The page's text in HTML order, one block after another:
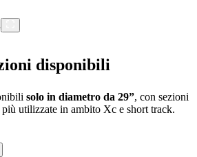
disponibili
solo in diametro da 29”, con sezioni
più utilizzate in ambito Xc e short track.